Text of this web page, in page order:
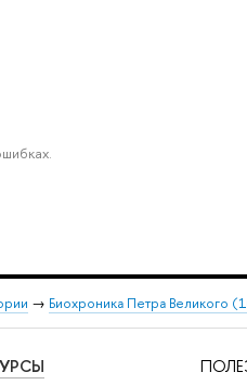
→ Биохроника Петра Великого